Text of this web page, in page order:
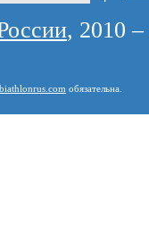
, 2010
обязательна.